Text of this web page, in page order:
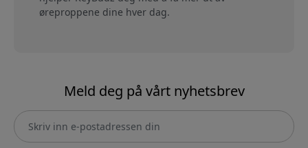
øreproppene dine hver dag.
Meld deg på vårt nyhetsbrev